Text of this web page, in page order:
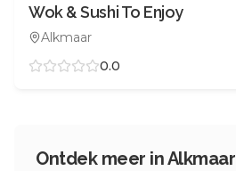
Wok & Sushi To Enjoy
Alkmaar
0.0
Ontdek meer inAlkmaar